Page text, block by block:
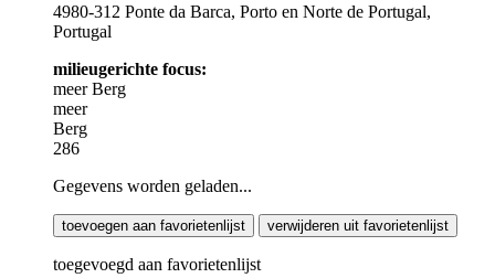
4980-312 Ponte da Barca, Porto en Norte de Portugal,
Portugal
milieugerichte focus:
meerBerg
meer
Berg
286
Gegevens worden geladen...
toevoegen aan favorietenlijst verwijderen uit favorietenlijst
toegevoegd aan favorietenlijst